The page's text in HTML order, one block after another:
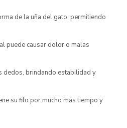
de la uña del gato, permitiendo
puede causar dolor o malas
dedos, brindando estabilidad y
su filo por mucho más tiempo y